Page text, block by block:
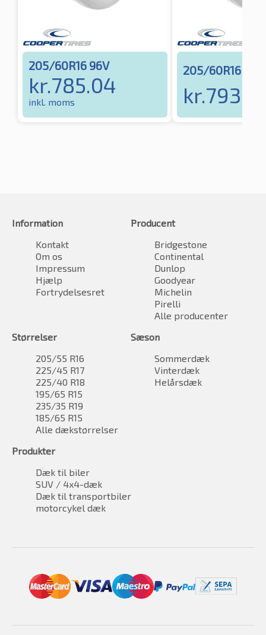
205/60R16 96V
kr.785.04
inkl. moms
205/60R16 96H
kr.793.14
Information
Kontakt
Om os
Impressum
Hjælp
Fortrydelsesret
Producent
Bridgestone
Continental
Dunlop
Goodyear
Michelin
Pirelli
Alle producenter
Størrelser
205/55 R16
225/45 R17
225/40 R18
195/65 R15
235/35 R19
185/65 R15
Alle dækstørrelser
Sæson
Sommerdæk
Vinterdæk
Helårsdæk
Produkter
Dæk til biler
SUV / 4x4-dæk
Dæk til transportbiler
motorcykel dæk